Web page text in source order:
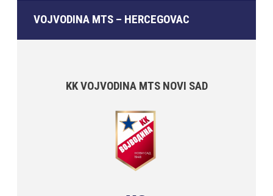
VOJVODINA MTS – HERCEGOVAC
KK VOJVODINA MTS NOVI SAD